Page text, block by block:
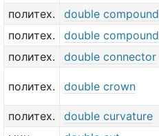
политех.
double compound
политех.
double compound
политех.
double connector
политех. double crown
политех.
double curvature